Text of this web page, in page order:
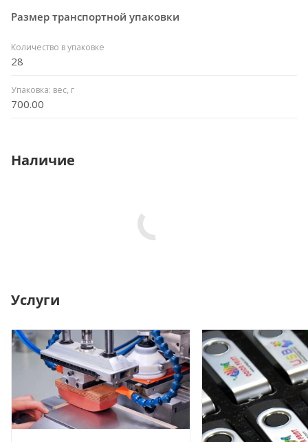
Размер транспортной упаковки
Количество в упаковке
28
Упаковка: вес, г
700.00
Наличие
Услуги